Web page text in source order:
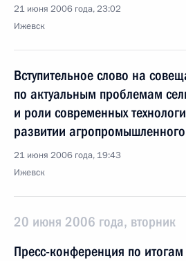
21 июня 2006 года, 23:02
Ижевск
Вступительное слово на
по актуальным проблемам
и роли современных
развитии
21 июня 2006 года, 19:43
Ижевск
20 июня 2006 года, вторник
Пресс-конференция по